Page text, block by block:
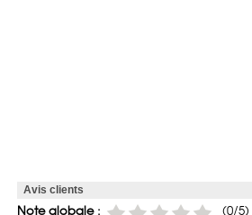
Avis clients
Note globale :
(0/5)